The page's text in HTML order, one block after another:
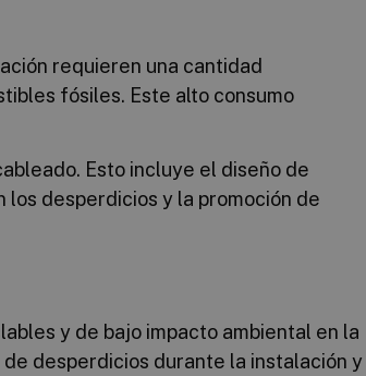
requieren una cantidad
fósiles. Este alto consumo
Esto incluye el diseño de
desperdicios y la promoción de
y de bajo impacto ambiental en la
desperdicios durante la instalación y